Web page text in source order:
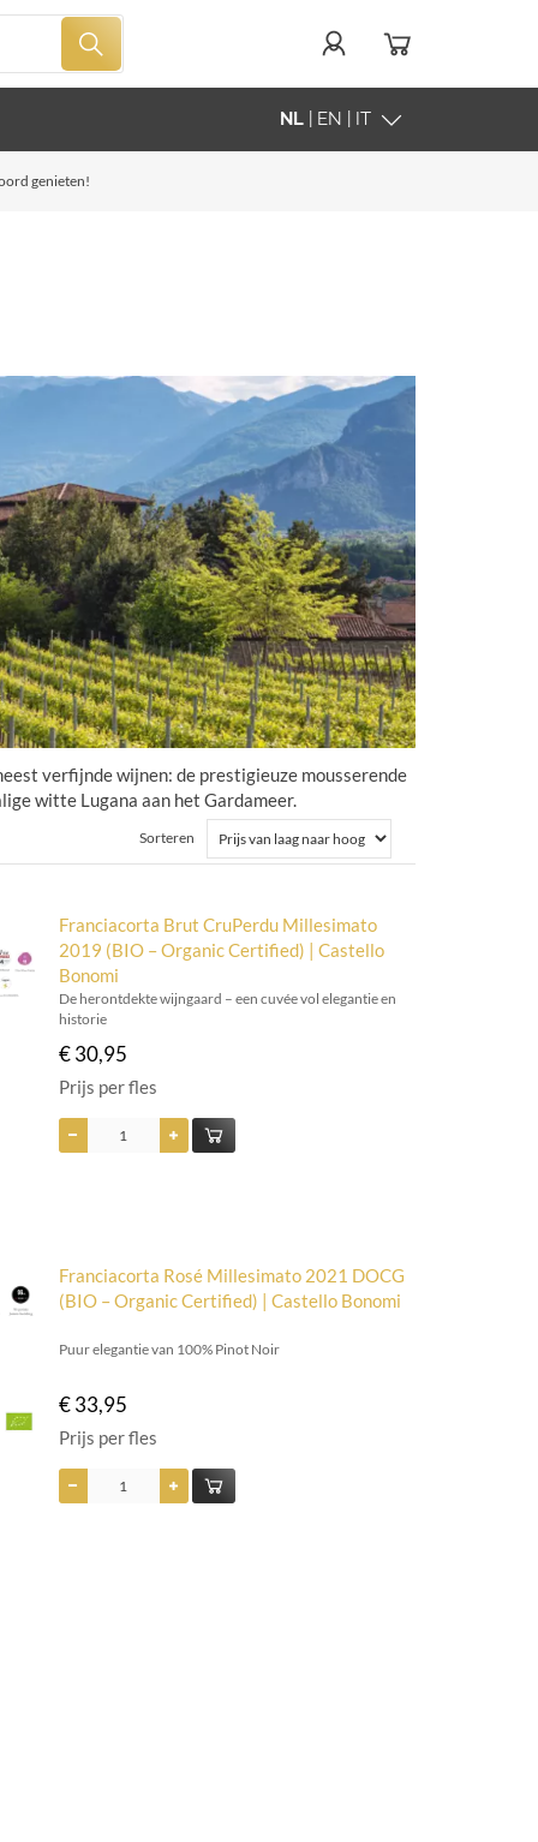
NL | EN | IT
genieten!
verfijnde wijnen: de prestigieuze mousserende
witte Lugana aan het Gardameer.
Sorteren
Franciacorta Brut CruPerdu Millesimato
2019 (BIO – Organic Certified) | Castello
Bonomi
De herontdekte wijngaard – een cuvée vol elegantie en
historie
€ 30,95
Prijs per fles
Franciacorta Rosé Millesimato 2021 DOCG
(BIO – Organic Certified) | Castello Bonomi
Puur elegantie van 100% Pinot Noir
€ 33,95
Prijs per fles